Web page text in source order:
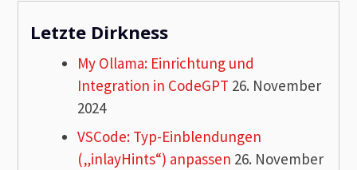
Letzte Dirkness
My Ollama: Einrichtung und
Integration in CodeGPT 26. November
2024
VSCode: Typ-Einblendungen
(„inlayHints“) anpassen 26. November